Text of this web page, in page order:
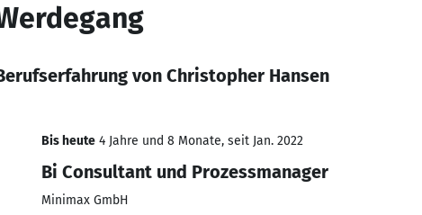
von Christopher Hansen
Bis heute 4 Jahre und 8 Monate, seit Jan. 2022
Bi Consultant und Prozessmanager
Minimax GmbH